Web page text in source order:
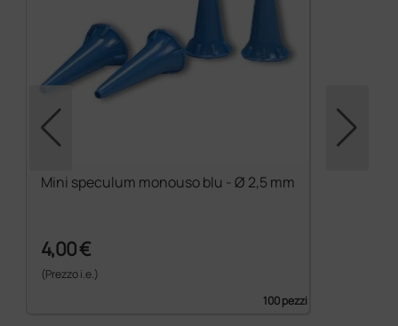
Mini speculum monouso blu - Ø 2,5 mm
4,00 €
(Prezzo i.e.)
100 pezzi